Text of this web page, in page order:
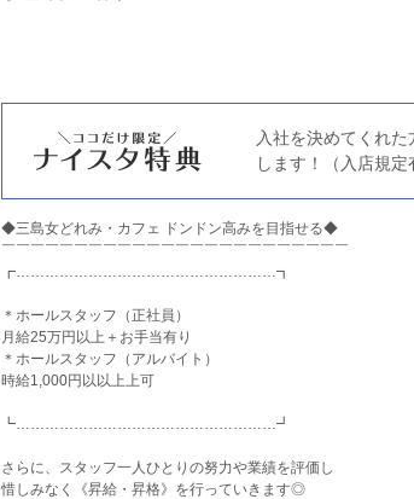
入社を決めてくれ
します！（入店規定
◆三島女どれみ・カフェ ドンドン高みを目指せる◆
￣￣￣￣￣￣￣￣￣￣￣￣￣￣￣￣￣￣￣￣￣￣￣￣
┏………………………………………………┓
＊ホールスタッフ（正社員）
月給25万円以上＋お手当有り
＊ホールスタッフ（アルバイト）
時給1,000円以以上上可
┗………………………………………………┛
さらに、スタッフ一人ひとりの努力や業績を評価し
惜しみなく《昇給・昇格》を行っていきます◎